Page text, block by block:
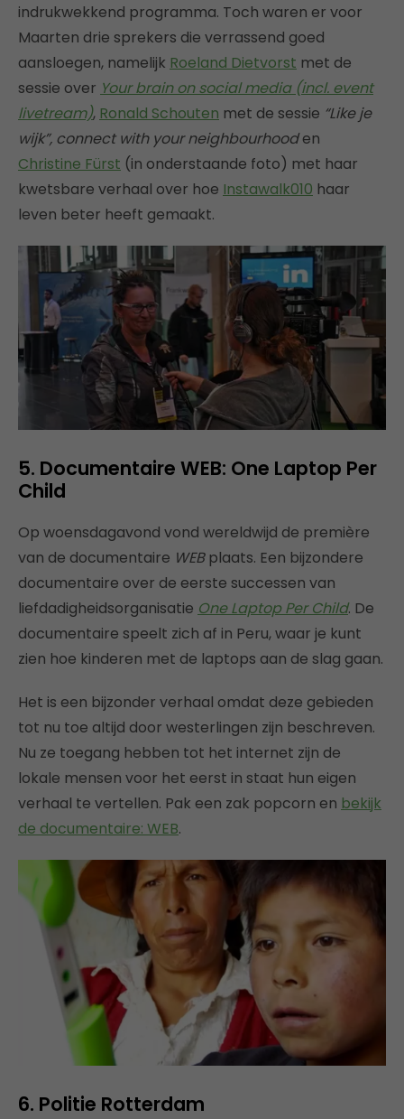
indrukwekkend programma. Toch waren er voor
Maarten drie sprekers die verrassend goed
aansloegen, namelijk Roeland Dietvorst met de
sessie over Your brain on social media (incl. event
livetream), Ronald Schouten met de sessie “Like je
wijk”, connect with your neighbourhooden
Christine Fürst (in onderstaande foto) met haar
kwetsbare verhaal over hoe Instawalk010 haar
leven beter heeft gemaakt.
5. Documentaire WEB: One Laptop Per
Child
Op woensdagavond vond wereldwijd de première
van de documentaire WEBplaats. Een bijzondere
documentaire over de eerste successen van
liefdadigheidsorganisatie One Laptop Per Child. De
documentaire speelt zich af in Peru, waar je kunt
zien hoe kinderen met de laptops aan de slag gaan.
Het is een bijzonder verhaal omdat deze gebieden
tot nu toe altijd door westerlingen zijn beschreven.
Nu ze toegang hebben tot het internet zijn de
lokale mensen voor het eerst in staat hun eigen
verhaal te vertellen. Pak een zak popcorn en bekijk
de documentaire: WEB.
6. Politie Rotterdam